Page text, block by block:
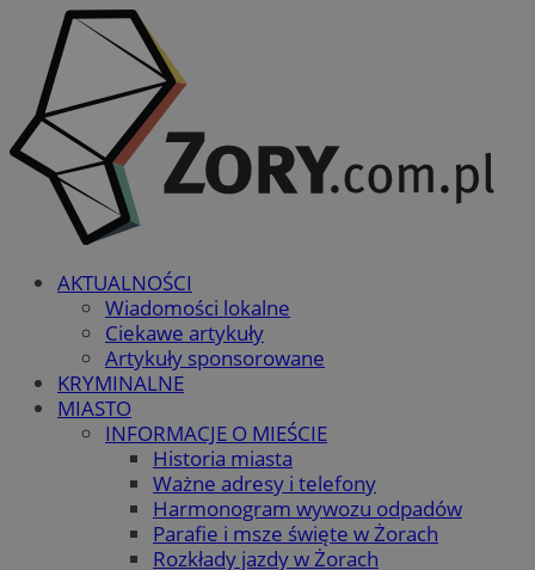
AKTUALNOŚCI
Wiadomości lokalne
Ciekawe artykuły
Artykuły sponsorowane
KRYMINALNE
MIASTO
INFORMACJE O MIEŚCIE
Historia miasta
Ważne adresy i telefony
Harmonogram wywozu odpadów
Parafie i msze święte w Żorach
Rozkłady jazdy w Żorach